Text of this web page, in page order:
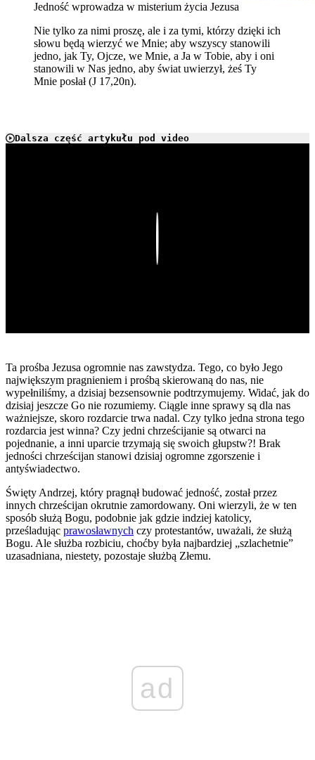
Jedność wprowadza w misterium życia Jezusa
Nie tylko za nimi proszę, ale i za tymi, którzy dzięki ich
słowu będą wierzyć we Mnie; aby wszyscy stanowili
jedno, jak Ty, Ojcze, we Mnie, a Ja w Tobie, aby i oni
stanowili w Nas jedno, aby świat uwierzył, żeś Ty
Mnie posłał (J 17,20n).
Dalsza część artykułu pod video
Ta prośba Jezusa ogromnie nas zawstydza. Tego, co było Jego
największym pragnieniem i prośbą skierowaną do nas, nie
wypełniliśmy, a dzisiaj bezsensownie podtrzymujemy. Widać, jak do
dzisiaj jeszcze Go nie rozumiemy. Ciągle inne sprawy są dla nas
ważniejsze, skoro rozdarcie trwa nadal. Czy tylko jedna strona tego
rozdarcia jest winna? Czy jedni chrześcijanie są otwarci na
pojednanie, a inni uparcie trzymają się swoich głupstw?! Brak
jedności chrześcijan stanowi dzisiaj ogromne zgorszenie i
antyświadectwo.
Święty Andrzej, który pragnął budować jedność, został przez
innych chrześcijan okrutnie zamordowany. Oni wierzyli, że w ten
sposób służą Bogu, podobnie jak gdzie indziej katolicy,
prześladując prawosławnych czy protestantów, uważali, że służą
Bogu. Ale służba rozbiciu, choćby była najbardziej „szlachetnie”
uzasadniana, niestety, pozostaje służbą Złemu.
ad